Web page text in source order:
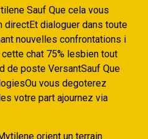
Sauf Que cela vous
directEt dialoguer dans toute
nouvelles confrontations i
chat 75% lesbien tout
de poste VersantSauf Que
vous degoterez
votre part ajournez via
orient un terrain